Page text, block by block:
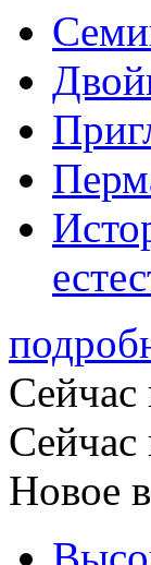
Сейчас
Сейчас
Новое